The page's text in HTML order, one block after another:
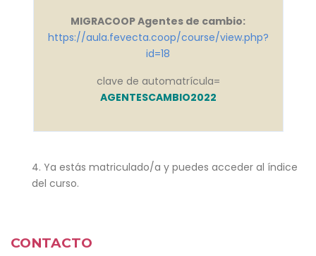
MIGRACOOP Agentes de cambio:
https://aula.fevecta.coop/course/view.php?
id=18
clave de automatrícula=
AGENTESCAMBIO2022
4. Ya estás matriculado/a y puedes acceder al índice
del curso.
CONTACTO